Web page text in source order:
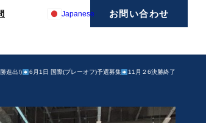
お問い合わせ
Japanese
進出!) 6月1日 国際(プレーオフ)予選募集 11月２6決勝終了